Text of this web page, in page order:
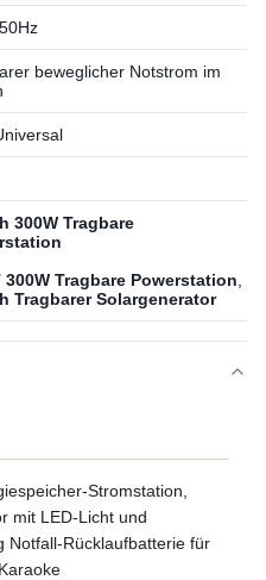
beweglicher Notstrom im
300W Tragbare
300W Tragbare Powerstation
Tragbarer Solargenerator
Stromstation,
mit LED-Licht und
Notfall-Rücklaufbatterie für